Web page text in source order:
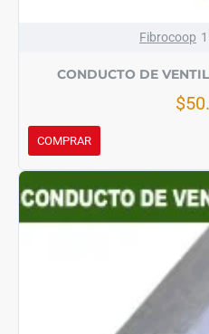
Fibrocoop
CONDUCTO DE
COMPRAR